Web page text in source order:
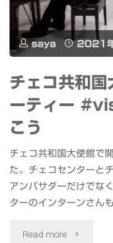
ェ
へ
行
う"
ー
シ
ン
参
道
saya 2021
チェコ共和
ーティー
こう
チェコ共和国大使館で
た。チェコセンターと
アンバサダーだけでな
ターのインターンさん
Read more "チ